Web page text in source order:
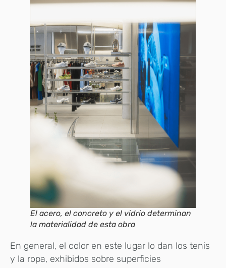
El acero, el concreto y el vidrio determinan
la materialidad de esta obra
En general, el color en este lugar lo dan los tenis
y la ropa, exhibidos sobre superficies